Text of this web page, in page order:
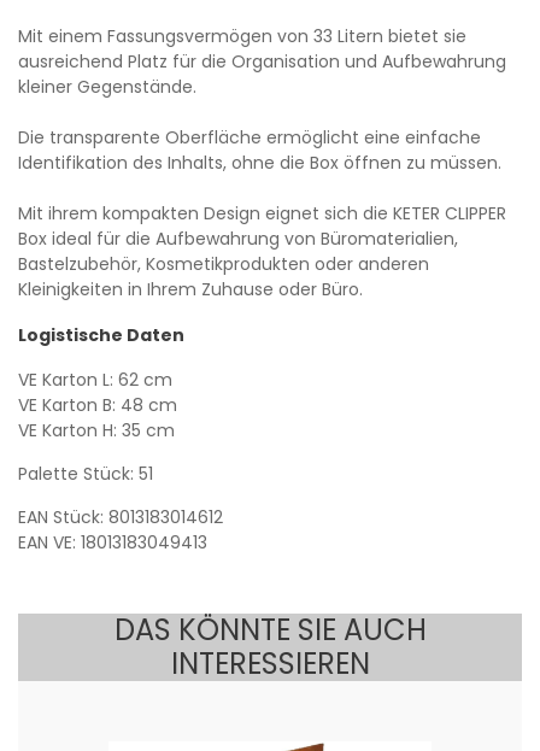
Mit einem Fassungsvermögen von 33 Litern bietet sie
ausreichend Platz für die Organisation und Aufbewahrung
kleiner Gegenstände.
Die transparente Oberfläche ermöglicht eine einfache
Identifikation des Inhalts, ohne die Box öffnen zu müssen.
Mit ihrem kompakten Design eignet sich die KETER CLIPPER
Box ideal für die Aufbewahrung von Büromaterialien,
Bastelzubehör, Kosmetikprodukten oder anderen
Kleinigkeiten in Ihrem Zuhause oder Büro.
Logistische Daten
VE Karton L: 62 cm
VE Karton B: 48 cm
VE Karton H: 35 cm
Palette Stück: 51
EAN Stück: 8013183014612
EAN VE: 18013183049413
DAS KÖNNTE SIE AUCH
INTERESSIEREN